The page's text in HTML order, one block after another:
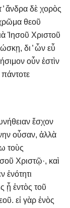
ἄνδρα δὲ χορὸς
θεοῦ
Ἰησοῦ Χριστοῦ
δι ̓ ὧν εὖ
οὖν ἐστὶν
πάντοτε
ἔσχον
οὖσαν, ἀλλὰ
τοὺς
Χριστῷ·, καὶ
ἑνότητι
ᾖ ἐντὸς τοῦ
εἰ γὰρ ἑνὸς